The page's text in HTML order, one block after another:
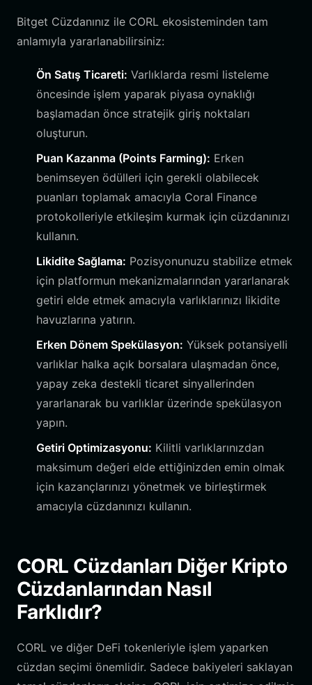
Bitget Cüzdanınız ile CORL ekosisteminden tam
anlamıyla yararlanabilirsiniz:
Ön Satış Ticareti: Varlıklarda resmi listeleme
öncesinde işlem yaparak piyasa oynaklığı
başlamadan önce stratejik giriş noktaları
oluşturun.
Puan Kazanma (Points Farming): Erken
benimseyen ödülleri için gerekli olabilecek
puanları toplamak amacıyla Coral Finance
protokolleriyle etkileşim kurmak için cüzdanınızı
kullanın.
Likidite Sağlama: Pozisyonunuzu stabilize etmek
için platformun mekanizmalarından yararlanarak
getiri elde etmek amacıyla varlıklarınızı likidite
havuzlarına yatırın.
Erken Dönem Spekülasyon: Yüksek potansiyelli
varlıklar halka açık borsalara ulaşmadan önce,
yapay zeka destekli ticaret sinyallerinden
yararlanarak bu varlıklar üzerinde spekülasyon
yapın.
Getiri Optimizasyonu: Kilitli varlıklarınızdan
maksimum değeri elde ettiğinizden emin olmak
için kazançlarınızı yönetmek ve birleştirmek
amacıyla cüzdanınızı kullanın.
CORL Cüzdanları Diğer Kripto
Cüzdanlarından Nasıl
Farklıdır?
CORL ve diğer DeFi tokenleriyle işlem yaparken
cüzdan seçimi önemlidir. Sadece bakiyeleri saklayan